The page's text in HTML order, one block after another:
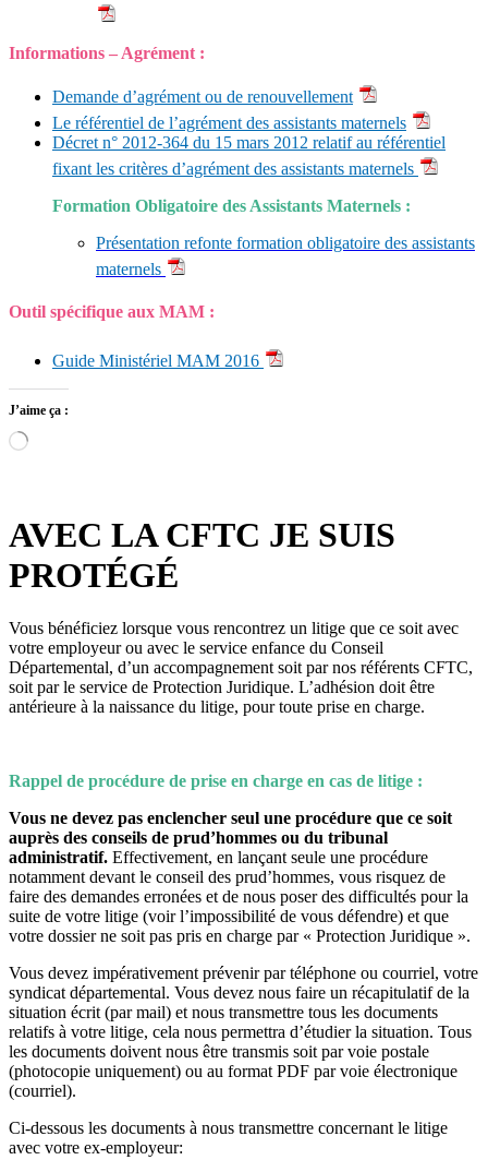
Informations – Agrément :
Demande d’agrément ou de renouvellement
Le référentiel de l’agrément des assistants maternels
Décret n° 2012-364 du 15 mars 2012 relatif au référentiel
fixant les critères d’agrément des assistants maternels
Formation Obligatoire des Assistants Maternels :
Présentation refonte formation obligatoire des assistants
maternels
Outil spécifique aux MAM :
Guide Ministériel MAM 2016
J’aime ça :
Chargement…
AVEC LA CFTC JE SUIS
PROTÉGÉ
Vous bénéficiez lorsque vous rencontrez un litige que ce soit avec
votre employeur ou avec le service enfance du Conseil
Départemental, d’un accompagnement soit par nos référents CFTC,
soit par le service de Protection Juridique. L’adhésion doit être
antérieure à la naissance du litige, pour toute prise en charge.
Rappel de procédure de prise en charge en cas de litige :
Vous ne devez pas enclencher seul une procédure que ce soit
auprès des conseils de prud’hommes ou du tribunal
administratif. Effectivement, en lançant seule une procédure
notamment devant le conseil des prud’hommes, vous risquez de
faire des demandes erronées et de nous poser des difficultés pour la
suite de votre litige (voir l’impossibilité de vous défendre) et que
votre dossier ne soit pas pris en charge par « Protection Juridique ».
Vous devez impérativement prévenir par téléphone ou courriel, votre
syndicat départemental. Vous devez nous faire un récapitulatif de la
situation écrit (par mail) et nous transmettre tous les documents
relatifs à votre litige, cela nous permettra d’étudier la situation. Tous
les documents doivent nous être transmis soit par voie postale
(photocopie uniquement) ou au format PDF par voie électronique
(courriel).
Ci-dessous les documents à nous transmettre concernant le litige
avec votre ex-employeur: